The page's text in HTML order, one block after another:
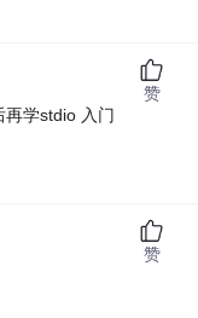
学stdio 入门
赞
赞